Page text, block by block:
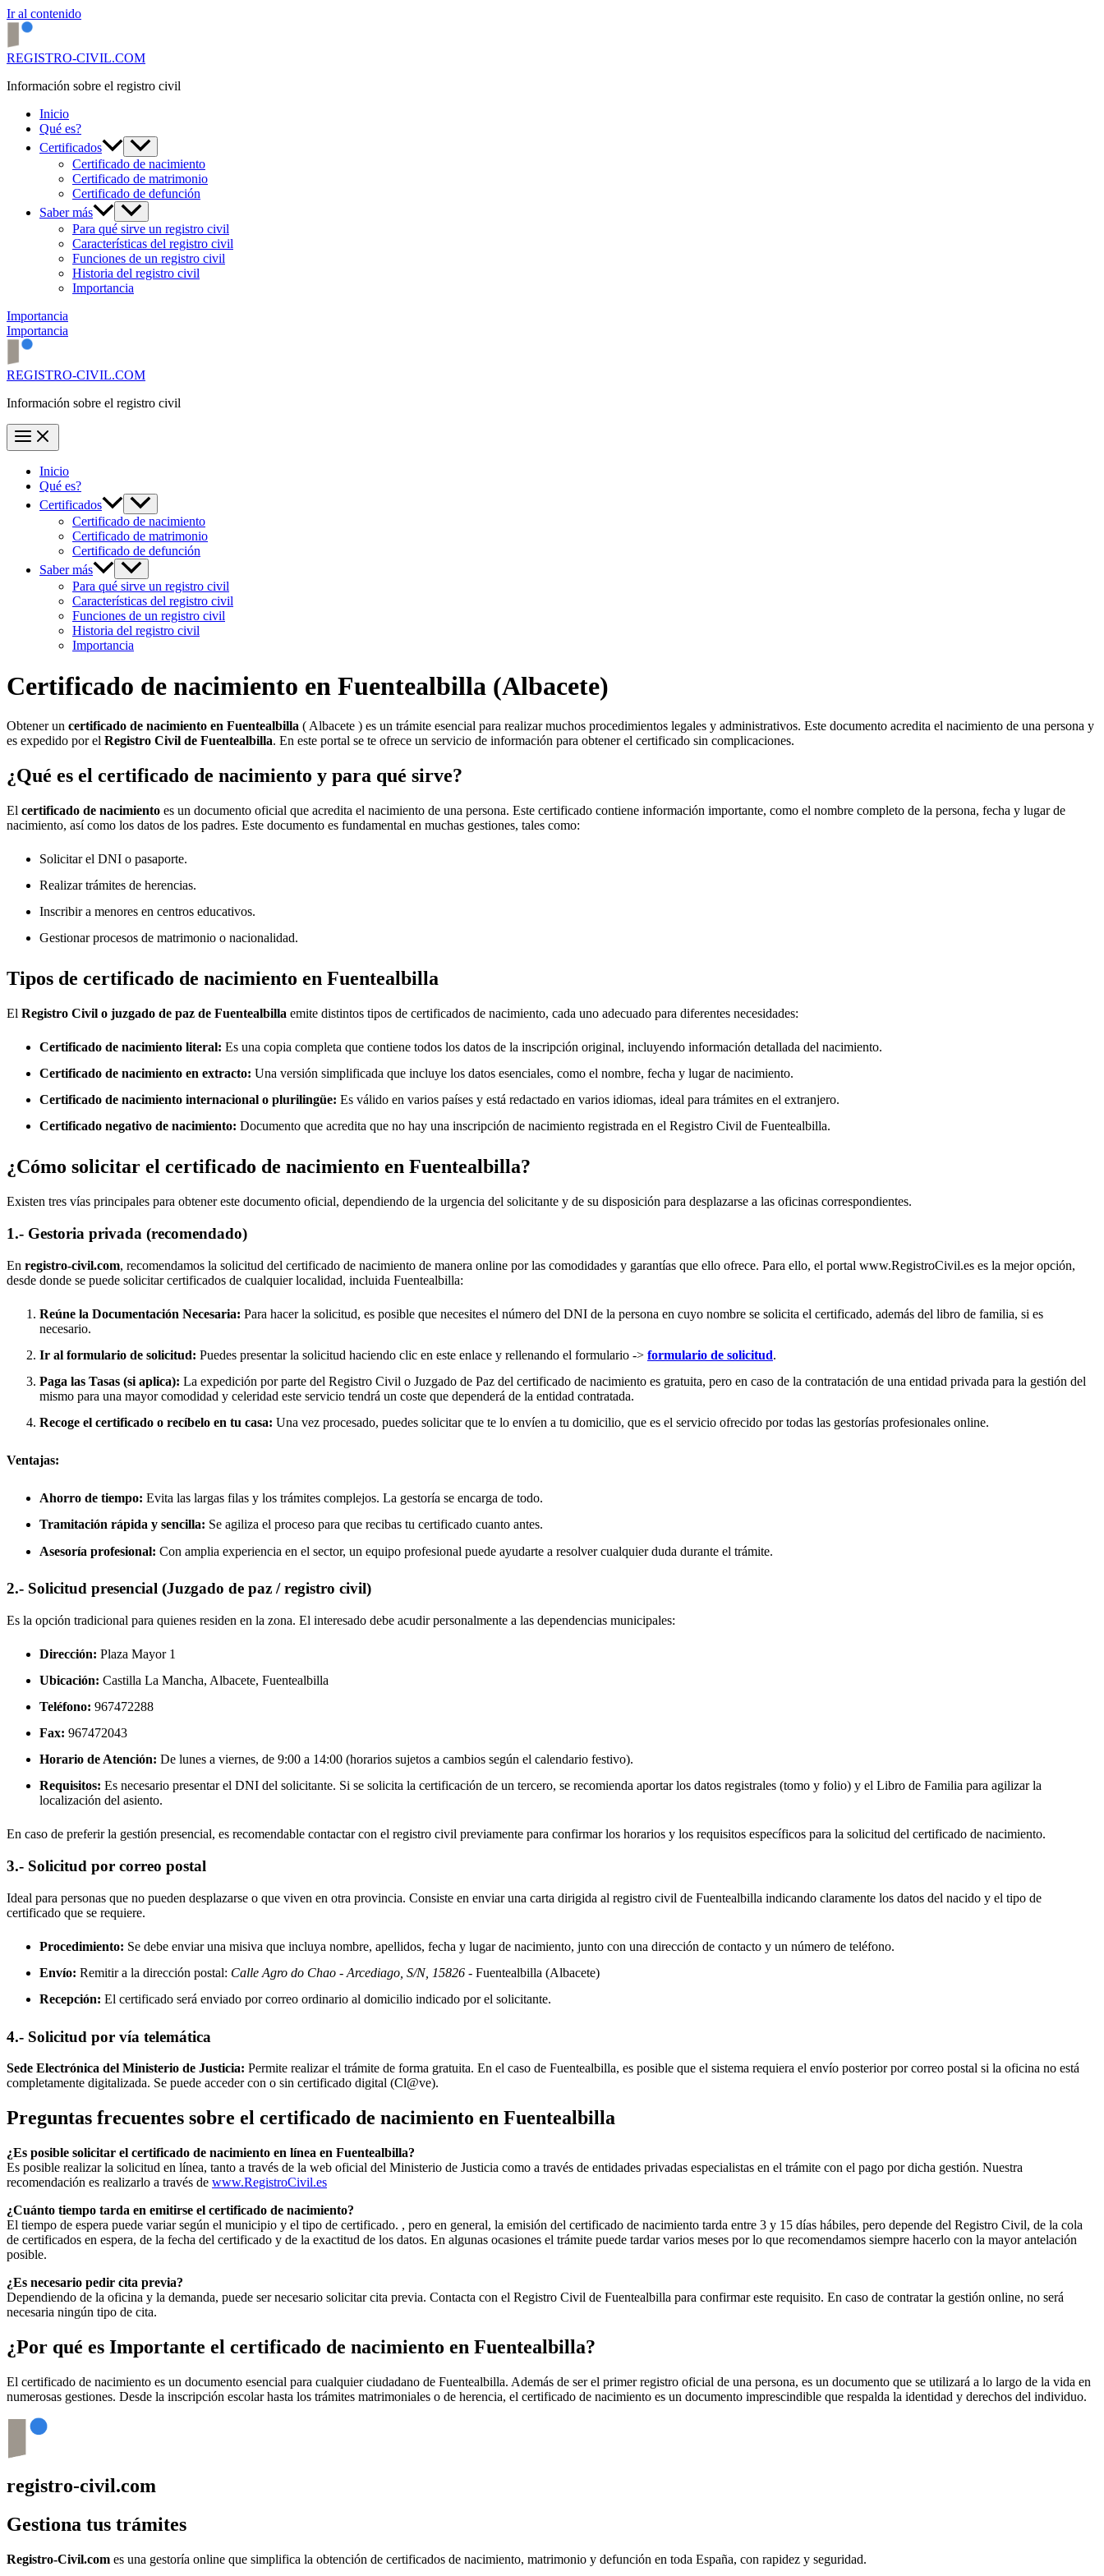
Ir al contenido
REGISTRO-CIVIL.COM
Información sobre el registro civil
Inicio
Qué es?
Certificados
Certificado de nacimiento
Certificado de matrimonio
Certificado de defunción
Saber más
Para qué sirve un registro civil
Características del registro civil
Funciones de un registro civil
Historia del registro civil
Importancia
Importancia
Importancia
REGISTRO-CIVIL.COM
Información sobre el registro civil
Inicio
Qué es?
Certificados
Certificado de nacimiento
Certificado de matrimonio
Certificado de defunción
Saber más
Para qué sirve un registro civil
Características del registro civil
Funciones de un registro civil
Historia del registro civil
Importancia
Certificado de nacimiento en Fuentealbilla (Albacete)
Obtener un certificado de nacimiento en Fuentealbilla ( Albacete ) es un trámite esencial para realizar muchos procedimientos legales y administrativos. Este documento acredita el nacimiento de una persona y
es expedido por el Registro Civil de Fuentealbilla. En este portal se te ofrece un servicio de información para obtener el certificado sin complicaciones.
¿Qué es el certificado de nacimiento y para qué sirve?
El certificado de nacimiento es un documento oficial que acredita el nacimiento de una persona. Este certificado contiene información importante, como el nombre completo de la persona, fecha y lugar de
nacimiento, así como los datos de los padres. Este documento es fundamental en muchas gestiones, tales como:
Solicitar el DNI o pasaporte.
Realizar trámites de herencias.
Inscribir a menores en centros educativos.
Gestionar procesos de matrimonio o nacionalidad.
Tipos de certificado de nacimiento en Fuentealbilla
El Registro Civil o juzgado de paz de Fuentealbilla emite distintos tipos de certificados de nacimiento, cada uno adecuado para diferentes necesidades:
Certificado de nacimiento literal: Es una copia completa que contiene todos los datos de la inscripción original, incluyendo información detallada del nacimiento.
Certificado de nacimiento en extracto: Una versión simplificada que incluye los datos esenciales, como el nombre, fecha y lugar de nacimiento.
Certificado de nacimiento internacional o plurilingüe: Es válido en varios países y está redactado en varios idiomas, ideal para trámites en el extranjero.
Certificado negativo de nacimiento: Documento que acredita que no hay una inscripción de nacimiento registrada en el Registro Civil de Fuentealbilla.
¿Cómo solicitar el certificado de nacimiento en Fuentealbilla?
Existen tres vías principales para obtener este documento oficial, dependiendo de la urgencia del solicitante y de su disposición para desplazarse a las oficinas correspondientes.
1.- Gestoria privada (recomendado)
En registro-civil.com, recomendamos la solicitud del certificado de nacimiento de manera online por las comodidades y garantías que ello ofrece. Para ello, el portal www.RegistroCivil.es es la mejor opción,
desde donde se puede solicitar certificados de cualquier localidad, incluida Fuentealbilla:
Reúne la Documentación Necesaria: Para hacer la solicitud, es posible que necesites el número del DNI de la persona en cuyo nombre se solicita el certificado, además del libro de familia, si es
necesario.
Ir al formulario de solicitud: Puedes presentar la solicitud haciendo clic en este enlace y rellenando el formulario -> formulario de solicitud.
Paga las Tasas (si aplica): La expedición por parte del Registro Civil o Juzgado de Paz del certificado de nacimiento es gratuita, pero en caso de la contratación de una entidad privada para la gestión del
mismo para una mayor comodidad y celeridad este servicio tendrá un coste que dependerá de la entidad contratada.
Recoge el certificado o recíbelo en tu casa: Una vez procesado, puedes solicitar que te lo envíen a tu domicilio, que es el servicio ofrecido por todas las gestorías profesionales online.
Ventajas:
Ahorro de tiempo: Evita las largas filas y los trámites complejos. La gestoría se encarga de todo.
Tramitación rápida y sencilla: Se agiliza el proceso para que recibas tu certificado cuanto antes.
Asesoría profesional: Con amplia experiencia en el sector, un equipo profesional puede ayudarte a resolver cualquier duda durante el trámite.
2.- Solicitud presencial (Juzgado de paz / registro civil)
Es la opción tradicional para quienes residen en la zona. El interesado debe acudir personalmente a las dependencias municipales:
Dirección: Plaza Mayor 1
Ubicación: Castilla La Mancha, Albacete, Fuentealbilla
Teléfono: 967472288
Fax: 967472043
Horario de Atención: De lunes a viernes, de 9:00 a 14:00 (horarios sujetos a cambios según el calendario festivo).
Requisitos: Es necesario presentar el DNI del solicitante. Si se solicita la certificación de un tercero, se recomienda aportar los datos registrales (tomo y folio) y el Libro de Familia para agilizar la
localización del asiento.
En caso de preferir la gestión presencial, es recomendable contactar con el registro civil previamente para confirmar los horarios y los requisitos específicos para la solicitud del certificado de nacimiento.
3.- Solicitud por correo postal
Ideal para personas que no pueden desplazarse o que viven en otra provincia. Consiste en enviar una carta dirigida al registro civil de Fuentealbilla indicando claramente los datos del nacido y el tipo de
certificado que se requiere.
Procedimiento: Se debe enviar una misiva que incluya nombre, apellidos, fecha y lugar de nacimiento, junto con una dirección de contacto y un número de teléfono.
Envío: Remitir a la dirección postal: Calle Agro do Chao - Arcediago, S/N, 15826 - Fuentealbilla (Albacete)
Recepción: El certificado será enviado por correo ordinario al domicilio indicado por el solicitante.
4.- Solicitud por vía telemática
Sede Electrónica del Ministerio de Justicia: Permite realizar el trámite de forma gratuita. En el caso de Fuentealbilla, es posible que el sistema requiera el envío posterior por correo postal si la oficina no está
completamente digitalizada. Se puede acceder con o sin certificado digital (Cl@ve).
Preguntas frecuentes sobre el certificado de nacimiento en Fuentealbilla
¿Es posible solicitar el certificado de nacimiento en línea en Fuentealbilla?
Es posible realizar la solicitud en línea, tanto a través de la web oficial del Ministerio de Justicia como a través de entidades privadas especialistas en el trámite con el pago por dicha gestión. Nuestra
recomendación es realizarlo a través de www.RegistroCivil.es
¿Cuánto tiempo tarda en emitirse el certificado de nacimiento?
El tiempo de espera puede variar según el municipio y el tipo de certificado. , pero en general, la emisión del certificado de nacimiento tarda entre 3 y 15 días hábiles, pero depende del Registro Civil, de la cola
de certificados en espera, de la fecha del certificado y de la exactitud de los datos. En algunas ocasiones el trámite puede tardar varios meses por lo que recomendamos siempre hacerlo con la mayor antelación
posible.
¿Es necesario pedir cita previa?
Dependiendo de la oficina y la demanda, puede ser necesario solicitar cita previa. Contacta con el Registro Civil de Fuentealbilla para confirmar este requisito. En caso de contratar la gestión online, no será
necesaria ningún tipo de cita.
¿Por qué es Importante el certificado de nacimiento en Fuentealbilla?
El certificado de nacimiento es un documento esencial para cualquier ciudadano de Fuentealbilla. Además de ser el primer registro oficial de una persona, es un documento que se utilizará a lo largo de la vida en
numerosas gestiones. Desde la inscripción escolar hasta los trámites matrimoniales o de herencia, el certificado de nacimiento es un documento imprescindible que respalda la identidad y derechos del individuo.
registro-civil.com
Gestiona tus trámites
Registro-Civil.com es una gestoría online que simplifica la obtención de certificados de nacimiento, matrimonio y defunción en toda España, con rapidez y seguridad.